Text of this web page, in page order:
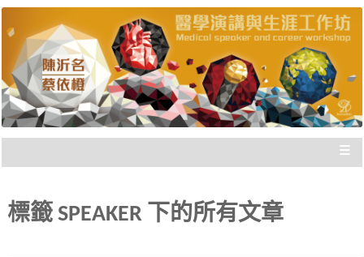
醫學演講與生涯工作坊 |
新思惟國際
陳沂名醫師與蔡依橙醫師，把國際參與經驗歸
納，與您分享，給您走向國際的實際建議，刻畫
出「不枉此生」的專業經歷！
≡
標籤 SPEAKER 下的所有文章